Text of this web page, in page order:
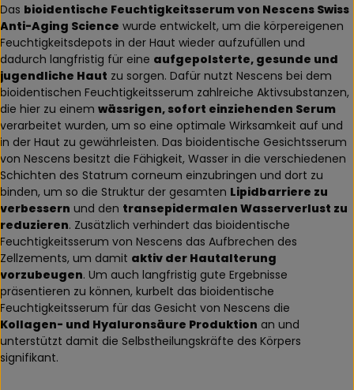
Das bioidentische Feuchtigkeitsserum von Nescens Swiss
Anti-Aging Science wurde entwickelt, um die körpereigenen
Feuchtigkeitsdepots in der Haut wieder aufzufüllen und
dadurch langfristig für eine aufgepolsterte, gesunde und
jugendliche Haut zu sorgen. Dafür nutzt Nescens bei dem
bioidentischen Feuchtigkeitsserum zahlreiche Aktivsubstanzen,
die hier zu einem wässrigen, sofort einziehenden Serum
verarbeitet wurden, um so eine optimale Wirksamkeit auf und
in der Haut zu gewährleisten. Das bioidentische Gesichtsserum
von Nescens besitzt die Fähigkeit, Wasser in die verschiedenen
Schichten des Statrum corneum einzubringen und dort zu
binden, um so die Struktur der gesamten Lipidbarriere zu
verbessern und den transepidermalen Wasserverlust zu
reduzieren. Zusätzlich verhindert das bioidentische
Feuchtigkeitsserum von Nescens das Aufbrechen des
Zellzements, um damit aktiv der Hautalterung
vorzubeugen. Um auch langfristig gute Ergebnisse
präsentieren zu können, kurbelt das bioidentische
Feuchtigkeitsserum für das Gesicht von Nescens die
Kollagen- und Hyaluronsäure Produktion an und
unterstützt damit die Selbstheilungskräfte des Körpers
signifikant.